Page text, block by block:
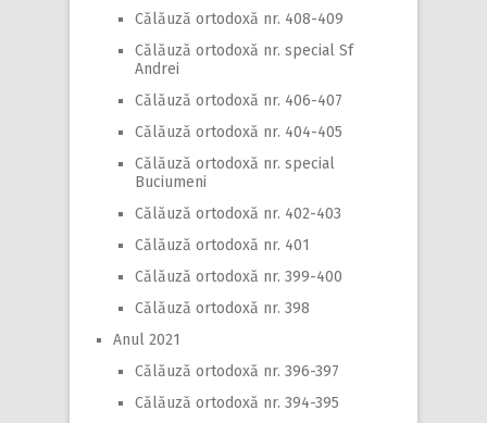
Călăuză ortodoxă nr. 408-409
Călăuză ortodoxă nr. special Sf
Andrei
Călăuză ortodoxă nr. 406-407
Călăuză ortodoxă nr. 404-405
Călăuză ortodoxă nr. special
Buciumeni
Călăuză ortodoxă nr. 402-403
Călăuză ortodoxă nr. 401
Călăuză ortodoxă nr. 399-400
Călăuză ortodoxă nr. 398
Anul 2021
Călăuză ortodoxă nr. 396-397
Călăuză ortodoxă nr. 394-395